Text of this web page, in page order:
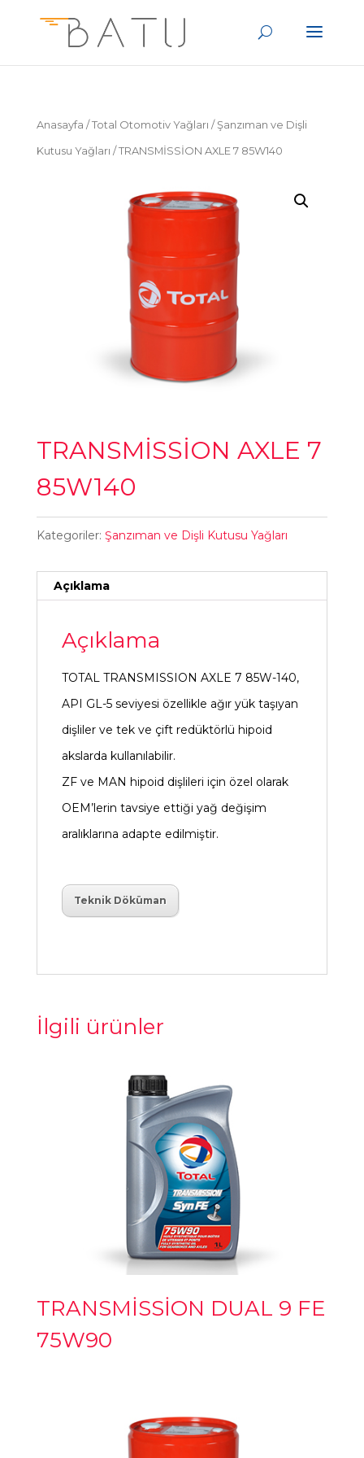
Anasayfa / Total Otomotiv Yağları / Şanzıman ve Dişli
Kutusu Yağları / TRANSMİSSİON AXLE 7 85W140
TRANSMİSSİON AXLE 7
85W140
Kategoriler: Şanzıman ve Dişli Kutusu Yağları
Açıklama
Açıklama
TOTAL TRANSMISSION AXLE 7 85W-140,
API GL-5 seviyesi özellikle ağır yük taşıyan
dişliler ve tek ve çift redüktörlü hipoid
akslarda kullanılabilir.
ZF ve MAN hipoid dişlileri için özel olarak
OEM’lerin tavsiye ettiği yağ değişim
aralıklarına adapte edilmiştir.
Teknik Döküman
İlgili ürünler
TRANSMİSSİON DUAL 9 FE
75W90